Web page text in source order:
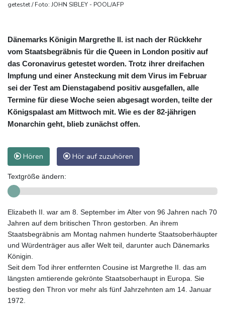
getestet / Foto: JOHN SIBLEY - POOL/AFP
Dänemarks Königin Margrethe II. ist nach der Rückkehr
vom Staatsbegräbnis für die Queen in London positiv auf
das Coronavirus getestet worden. Trotz ihrer dreifachen
Impfung und einer Ansteckung mit dem Virus im Februar
sei der Test am Dienstagabend positiv ausgefallen, alle
Termine für diese Woche seien abgesagt worden, teilte der
Königspalast am Mittwoch mit. Wie es der 82-jährigen
Monarchin geht, blieb zunächst offen.
Hören Hör auf zuzuhören
Textgröße ändern:
Elizabeth II. war am 8. September im Alter von 96 Jahren nach 70
Jahren auf dem britischen Thron gestorben. An ihrem
Staatsbegräbnis am Montag nahmen hunderte Staatsoberhäupter
und Würdenträger aus aller Welt teil, darunter auch Dänemarks
Königin.
Seit dem Tod ihrer entfernten Cousine ist Margrethe II. das am
längsten amtierende gekrönte Staatsoberhaupt in Europa. Sie
bestieg den Thron vor mehr als fünf Jahrzehnten am 14. Januar
1972.